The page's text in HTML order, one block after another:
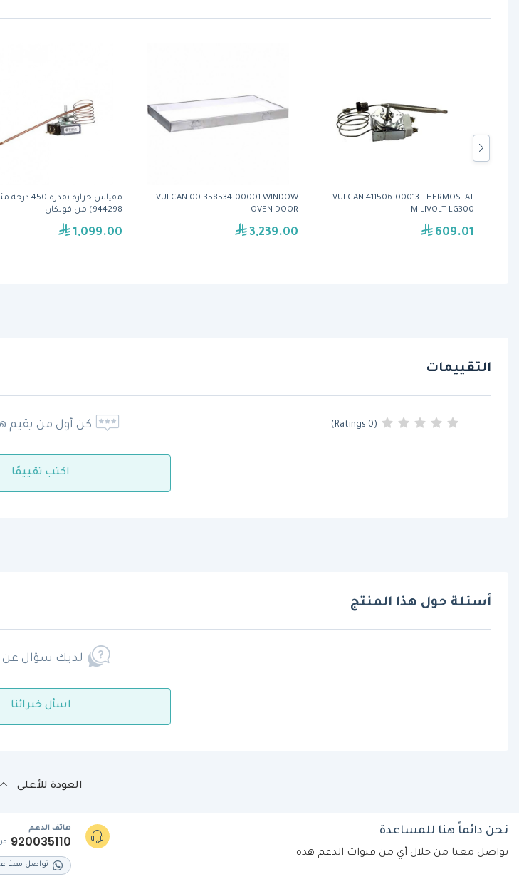
944298) من فولكان
1,099.00
VULCAN 00-358534-00001 WINDOW
OVEN DOOR
3,239.00
VULCAN 411506-00013 THERMOSTAT
MILIVOLT LG300
609.01
التقييمات
(0 Ratings) كن أول من يقيم
اكتب تقييمًا
أسئلة حول هذا المنتج
لديك سؤال عن
اسأل خبرائنا
العودة للأعلى
نحن دائماً هنا للمساعدة
تواصل معنا من خلال أي من قنوات الدعم هذه
هاتف الدعم
920035110 من
تواصل معنا